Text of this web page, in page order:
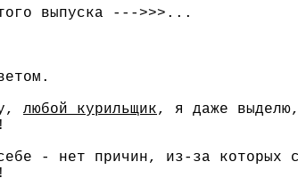
выпуска --->>>...
любой курильщик, я даже
- нет причин, из-за которых